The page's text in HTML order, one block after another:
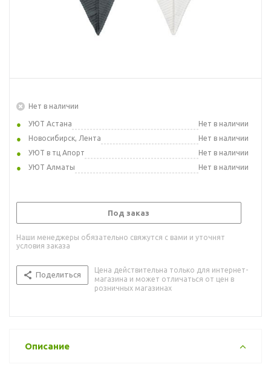
Нет в наличии
УЮТ Астана
Нет в наличии
Новосибирск, Лента
Нет в наличии
УЮТ в тц Апорт
Нет в наличии
УЮТ Алматы
Нет в наличии
Под заказ
Наши менеджеры обязательно свяжутся с вами и уточнят
условия заказа
Поделиться
Цена действительна только для интернет-
магазина и может отличаться от цен в
розничных магазинах
Описание